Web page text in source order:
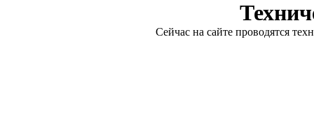
Сейчас на сайте проводятся